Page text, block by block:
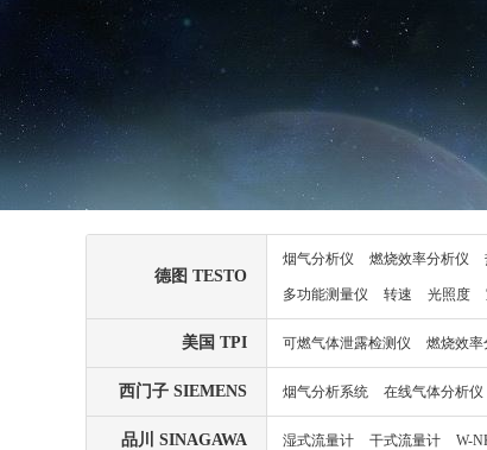
德图 TESTO
烟气分析仪 燃烧效率分析仪
多功能测量仪 转速 光照度
美国 TPI 可燃气体泄露检测仪 燃烧效率
西门子 SIEMENS 烟气分析系统 在线气体分析仪
品川 SINAGAWA 湿式流量计 干式流量计 W-